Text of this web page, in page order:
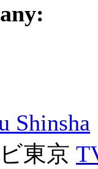
Shinsha
東京